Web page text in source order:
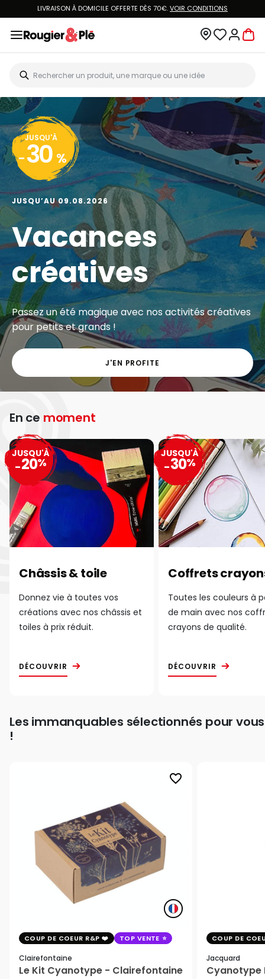
LIVRAISON À DOMICILE OFFERTE DÈS 70€.VOIR CONDITIONS
JUSQU'À
- 30 %
JUSQU’AU 09.08.2026
Vacances
créatives
Passez un été magique avec nos activités créatives
pour petits et grands !
J'EN PROFITE
En ce moment
Châssis & toile
Donnez vie à toutes vos
créations avec nos châssis et
toiles à prix réduit.
DÉCOUVRIR
JUSQU'À
-20%
Coffrets
Toutes les couleurs à
de main avec nos
crayons de qualité.
DÉCOUVRIR
JUSQU'À
-30%
Les immanquables sélectionnés pour vous
!
favorite_border
COUP DE COEUR R&P TOP VENTE
Clairefontaine
Le Kit Cyanotype - Clairefontaine
COUP DE
Jacquard
Cyanotype